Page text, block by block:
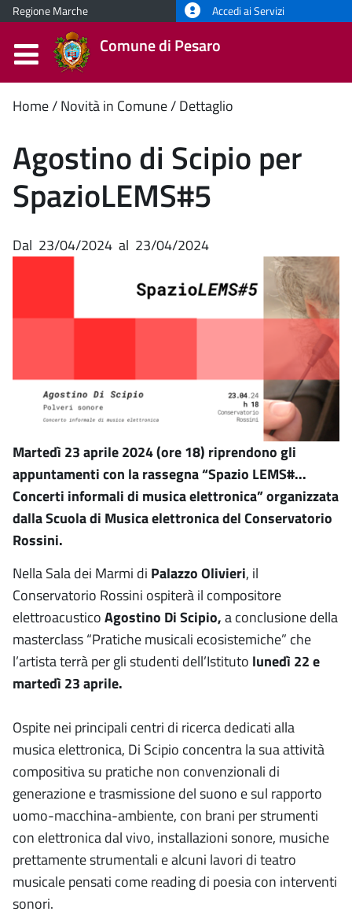
Regione Marche Accedi ai Servizi
Comune di Pesaro
Contenuto
principale
Home Novità in Comune Dettaglio
Agostino di Scipio per
SpazioLEMS#5
Dal 23/04/2024 al 23/04/2024
Martedì 23 aprile 2024 (ore 18) riprendono gli
appuntamenti con la rassegna “Spazio LEMS#...
Concerti informali di musica elettronica” organizzata
dalla Scuola di Musica elettronica del Conservatorio
Rossini.
Nella Sala dei Marmi di Palazzo Olivieri, il
Conservatorio Rossini ospiterà il compositore
elettroacusticoAgostino Di Scipio,a conclusione della
masterclass “Pratiche musicali ecosistemiche” che
l’artista terrà per gli studenti dell’Istituto lunedì 22 e
martedì 23 aprile.
Ospite nei principali centri di ricerca dedicati alla
musica elettronica, Di Scipio concentra la sua attività
compositiva su pratiche non convenzionali di
generazione e trasmissione del suono e sul rapporto
uomo-macchina-ambiente, con brani per strumenti
con elettronica dal vivo, installazioni sonore, musiche
prettamente strumentali e alcuni lavori di teatro
musicale pensati come reading di poesia con interventi
sonori.